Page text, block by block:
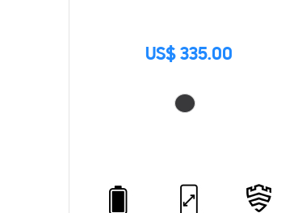
US$ 335.00